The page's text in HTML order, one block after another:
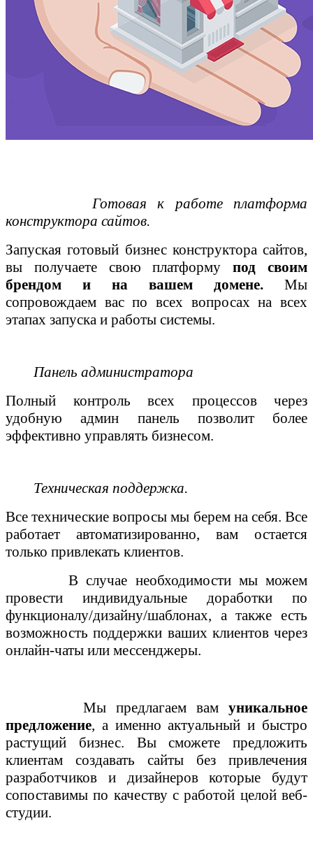
Готовая к работе платформа
конструктора сайтов.
Запуская готовый бизнес конструктора сайтов,
вы получаете свою платформупод своим
брендом и на вашем домене. Мы
сопровождаем вас по всех вопросах на всех
этапах запуска и работы системы.
Панель администратора
Полный контроль всех процессов через
удобную админ панель позволит более
эффективно управлять бизнесом.
Техническая поддержка.
Все технические вопросы мы берем на себя. Все
работает автоматизированно, вам остается
только привлекать клиентов.
В случае необходимости мы можем
провести индивидуальные доработки
по
функционалу/дизайну/шаблонах, а также есть
возможность поддержки ваших клиентов через
онлайн-чаты или мессенджеры.
Мы предлагаем вам уникальное
предложение, а именно актуальный и быстро
растущий бизнес. Вы сможете предложить
клиентам создавать сайты без привлечения
разработчиков и дизайнеров которые будут
сопоставимы по качеству с работой целой веб-
студии.